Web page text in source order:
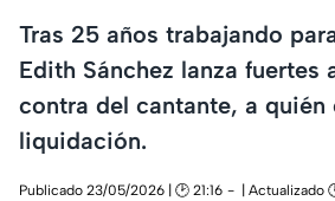
Tras 25 años trabajando
Edith Sánchez lanza fuertes
contra del cantante, a quién
liquidación.
Publicado 23/05/2026 | 🕑 21:16
| Actualizado